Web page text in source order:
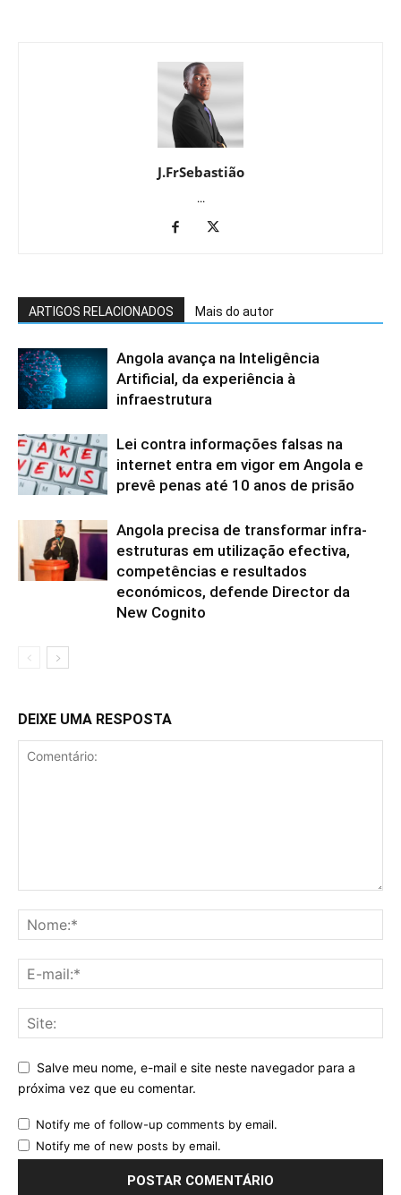
J.FrSebastião
...
ARTIGOS RELACIONADOS Mais do autor
Angola avança na Inteligência
Artificial, da experiência à
infraestrutura
Lei contra informações falsas na
internet entra em vigor em Angola e
prevê penas até 10 anos de prisão
Angola precisa de transformar infra-
estruturas em utilização efectiva,
competências e resultados
económicos, defende Director da
New Cognito
DEIXE UMA RESPOSTA
Salve meu nome, e-mail e site neste navegador para a
próxima vez que eu comentar.
Notify me of follow-up comments by email.
Notify me of new posts by email.